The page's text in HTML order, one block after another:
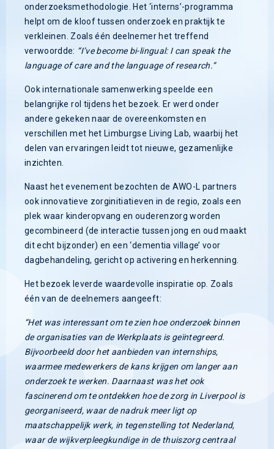
onderzoeksmethodologie. Het ‘interns’-programma
helpt om de kloof tussen onderzoek en praktijk te
verkleinen. Zoals één deelnemer het treffend
verwoordde: “I’ve become bi-lingual: I can speak the
language of care and the language of research.”
Ook internationale samenwerking speelde een
belangrijke rol tijdens het bezoek. Er werd onder
andere gekeken naar de overeenkomsten en
verschillen met het Limburgse Living Lab, waarbij het
delen van ervaringen leidt tot nieuwe, gezamenlijke
inzichten.
Naast het evenement bezochten de AWO-L partners
ook innovatieve zorginitiatieven in de regio, zoals een
plek waar kinderopvang en ouderenzorg worden
gecombineerd (de interactie tussen jong en oud maakt
dit echt bijzonder) en een ‘dementia village’ voor
dagbehandeling, gericht op activering en herkenning.
Het bezoek leverde waardevolle inspiratie op. Zoals
één van de deelnemers aangeeft:
“Het was interessant om te zien hoe onderzoek binnen
de organisaties van de Werkplaats is geïntegreerd.
Bijvoorbeeld door het aanbieden van internships,
waarmee medewerkers de kans krijgen om langer aan
onderzoek te werken. Daarnaast was het ook
fascinerend om te ontdekken hoe de zorg in Liverpool is
georganiseerd, waar de nadruk meer ligt op
maatschappelijk werk, in tegenstelling tot Nederland,
waar de wijkverpleegkundige in de thuiszorg centraal